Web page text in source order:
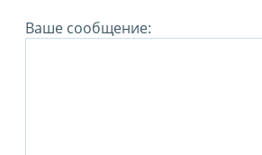
Ваше сообщение: